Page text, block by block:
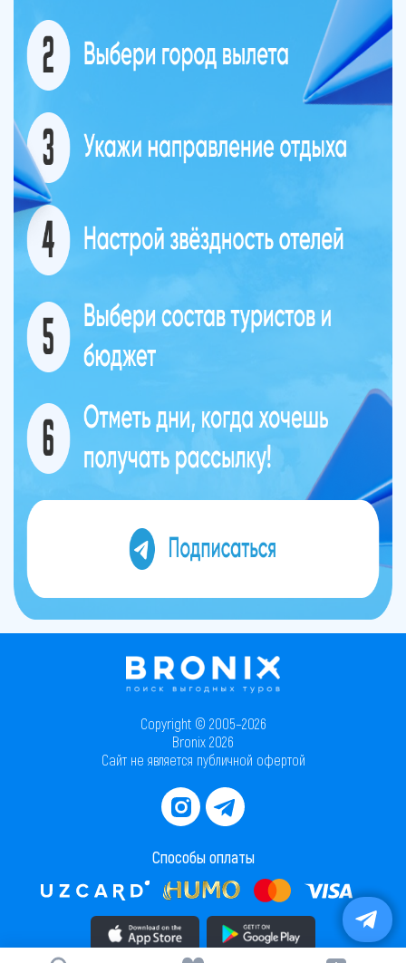
Copyright © 2005–2026
Bronix 2026
Сайт не является публичной офертой
Способы оплаты
Скачать приложение в AppStore Скачать приложение в PlayMarket